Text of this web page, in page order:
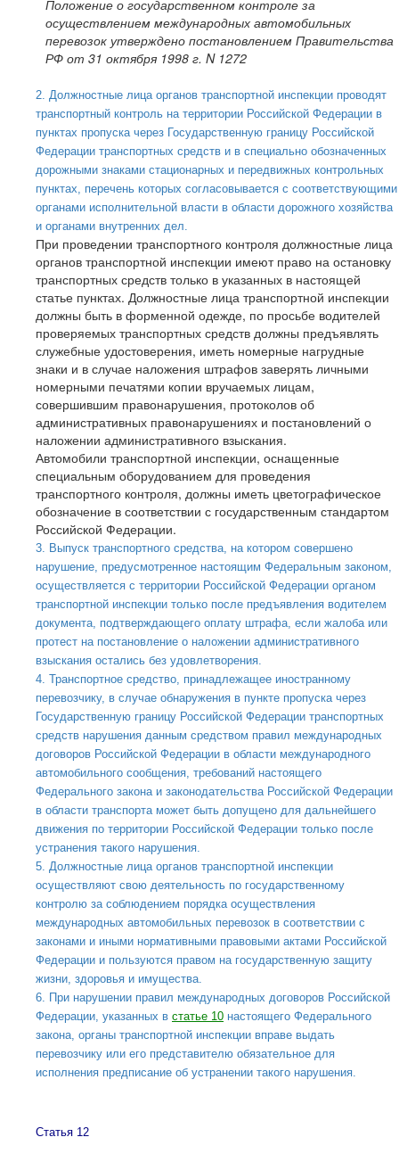
Положение о государственном контроле за
осуществлением международных автомобильных
перевозок утверждено постановлением Правительства
РФ от 31 октября 1998 г. N 1272
2. Должностные лица органов транспортной инспекции проводят
транспортный контроль на территории Российской Федерации в
пунктах пропуска через Государственную границу Российской
Федерации транспортных средств и в специально обозначенных
дорожными знаками стационарных и передвижных контрольных
пунктах, перечень которых согласовывается с соответствующими
органами исполнительной власти в области дорожного хозяйства
и органами внутренних дел.
При проведении транспортного контроля должностные лица
органов транспортной инспекции имеют право на остановку
транспортных средств только в указанных в настоящей
статье пунктах. Должностные лица транспортной инспекции
должны быть в форменной одежде, по просьбе водителей
проверяемых транспортных средств должны предъявлять
служебные удостоверения, иметь номерные нагрудные
знаки и в случае наложения штрафов заверять личными
номерными печатями копии вручаемых лицам,
совершившим правонарушения, протоколов об
административных правонарушениях и постановлений о
наложении административного взыскания.
Автомобили транспортной инспекции, оснащенные
специальным оборудованием для проведения
транспортного контроля, должны иметь цветографическое
обозначение в соответствии с государственным стандартом
Российской Федерации.
3. Выпуск транспортного средства, на котором совершено
нарушение, предусмотренное настоящим Федеральным законом,
осуществляется с территории Российской Федерации органом
транспортной инспекции только после предъявления водителем
документа, подтверждающего оплату штрафа, если жалоба или
протест на постановление о наложении административного
взыскания остались без удовлетворения.
4. Транспортное средство, принадлежащее иностранному
перевозчику, в случае обнаружения в пункте пропуска через
Государственную границу Российской Федерации транспортных
средств нарушения данным средством правил международных
договоров Российской Федерации в области международного
автомобильного сообщения, требований настоящего
Федерального закона и законодательства Российской Федерации
в области транспорта может быть допущено для дальнейшего
движения по территории Российской Федерации только после
устранения такого нарушения.
5. Должностные лица органов транспортной инспекции
осуществляют свою деятельность по государственному
контролю за соблюдением порядка осуществления
международных автомобильных перевозок в соответствии с
законами и иными нормативными правовыми актами Российской
Федерации и пользуются правом на государственную защиту
жизни, здоровья и имущества.
6. При нарушении правил международных договоров Российской
Федерации, указанных в статье 10 настоящего Федерального
закона, органы транспортной инспекции вправе выдать
перевозчику или его представителю обязательное для
исполнения предписание об устранении такого нарушения.
Статья 12